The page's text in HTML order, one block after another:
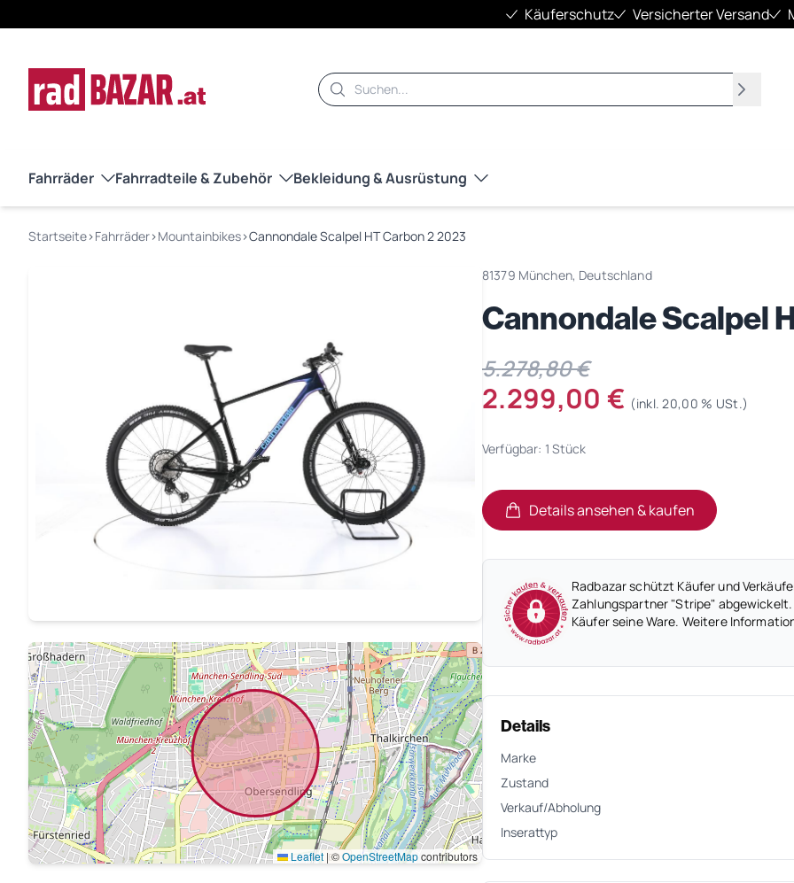
Käuferschutz Versicherter Versand
Suche
Suchen
Fahrräder Fahrradteile & Zubehör Bekleidung & Ausrüstung
Startseite›Fahrräder›Mountainbikes›Cannondale Scalpel HT Carbon 2 2023
Leaflet |©OpenStreetMapcontributors
81379 München, Deutschland
Cannondale Scalpel
5.278,80 €
2.299,00 € (inkl. 20,00 % USt.)
Verfügbar: 1 Stück
Details ansehen & kaufen
(öffnet in neuem Tab)
(öffnet in neuem Tab)
Radbazar schützt Käufer und
Zahlungspartner "Stripe"
Käufer seine Ware. Weitere
Details
Marke
Zustand
Verkauf/Abholung
Inserattyp